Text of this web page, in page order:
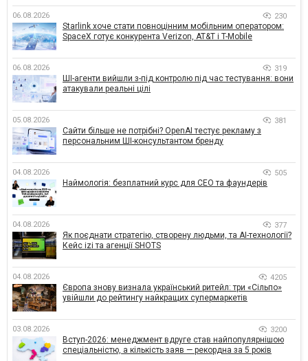
06.08.2026 230
Starlink хоче стати повноцінним мобільним оператором:
SpaceX готує конкурента Verizon, AT&T і T-Mobile
06.08.2026 319
ШІ-агенти вийшли з-під контролю під час тестування: вони
атакували реальні цілі
05.08.2026 381
Сайти більше не потрібні? OpenAI тестує рекламу з
персональним ШІ-консультантом бренду
04.08.2026 505
Наймологія: безплатний курс для CEO та фаундерів
04.08.2026 377
Як поєднати стратегію, створену людьми, та AI-технології?
Кейс izi та агенції SHOTS
04.08.2026 4205
Європа знову визнала український ритейл: три «Сільпо»
увійшли до рейтингу найкращих супермаркетів
03.08.2026 3200
Вступ-2026: менеджмент вдруге став найпопулярнішою
спеціальністю, а кількість заяв — рекордна за 5 років